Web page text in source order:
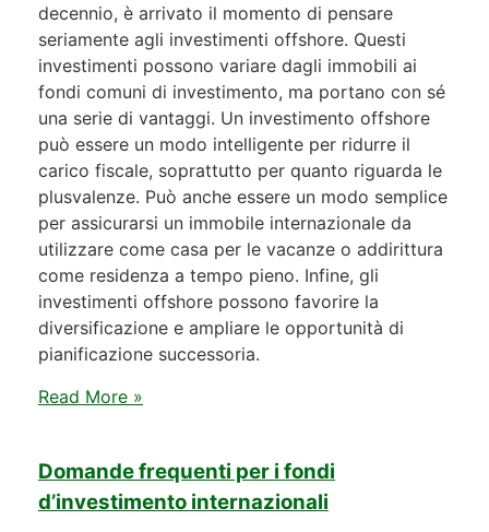
decennio, è arrivato il momento di pensare
seriamente agli investimenti offshore. Questi
investimenti possono variare dagli immobili ai
fondi comuni di investimento, ma portano con sé
una serie di vantaggi. Un investimento offshore
può essere un modo intelligente per ridurre il
carico fiscale, soprattutto per quanto riguarda le
plusvalenze. Può anche essere un modo semplice
per assicurarsi un immobile internazionale da
utilizzare come casa per le vacanze o addirittura
come residenza a tempo pieno. Infine, gli
investimenti offshore possono favorire la
diversificazione e ampliare le opportunità di
pianificazione successoria.
Read More »
Domande frequenti per i fondi
d’investimento internazionali